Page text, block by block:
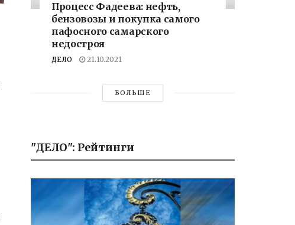
Процесс Фадеева: нефть,
бензовозы и покупка самого
пафосного самарского
недостроя
ДЕЛО 21.10.2021
БОЛЬШЕ
"ДЕЛО": Рейтинги